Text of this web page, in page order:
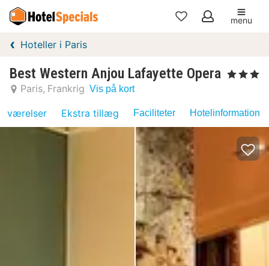
Mine
menu
Hoteller i Paris
Best Western Anjou Lafayette Opera , 3 Stjerner
Paris Frankrig Vis på kort
værelser Ekstra tillæg Faciliteter Hotelinformation